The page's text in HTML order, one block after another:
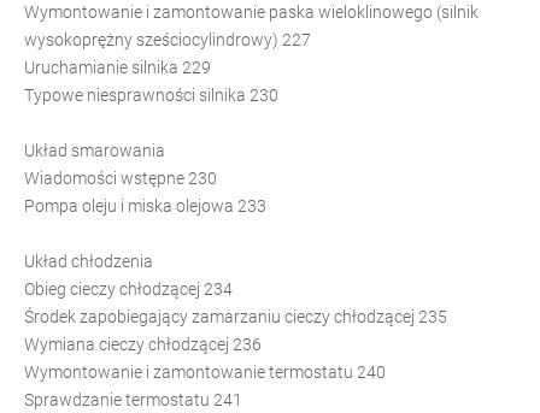
Wymontowanie i zamontowanie paska wieloklinowego (silnik
wysokoprężny sześciocylindrowy) 227
Uruchamianie silnika 229
Typowe niesprawności silnika 230
Układ smarowania
Wiadomości wstępne 230
Pompa oleju i miska olejowa 233
Układ chłodzenia
Obieg cieczy chłodzącej 234
Środek zapobiegający zamarzaniu cieczy chłodzącej 235
Wymiana cieczy chłodzącej 236
Wymontowanie i zamontowanie termostatu 240
Sprawdzanie termostatu 241